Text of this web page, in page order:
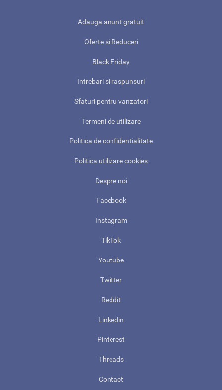
Adauga anunt gratuit
Oferte si Reduceri
Black Friday
Intrebari si raspunsuri
Sfaturi pentru vanzatori
Termeni de utilizare
Politica de confidentialitate
Politica utilizare cookies
Despre noi
Facebook
Instagram
TikTok
Youtube
Twitter
Reddit
Linkedin
Pinterest
Threads
Contact